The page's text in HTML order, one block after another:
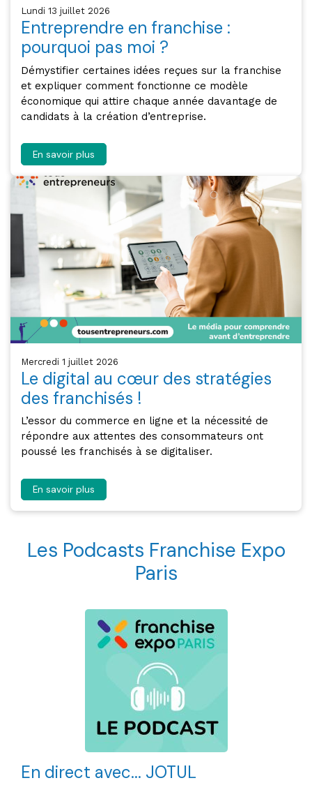
lundi 13 juillet 2026
Entreprendre en franchise :
pourquoi pas moi ?
Démystifier certaines idées reçues sur la franchise
et expliquer comment fonctionne ce modèle
économique qui attire chaque année davantage de
candidats à la création d’entreprise.
En savoir plus
mercredi 1 juillet 2026
Le digital au cœur des stratégies
des franchisés !
L’essor du commerce en ligne et la nécessité de
répondre aux attentes des consommateurs ont
poussé les franchisés à se digitaliser.
En savoir plus
Les Podcasts Franchise Expo
Paris
En direct avec... JOTUL